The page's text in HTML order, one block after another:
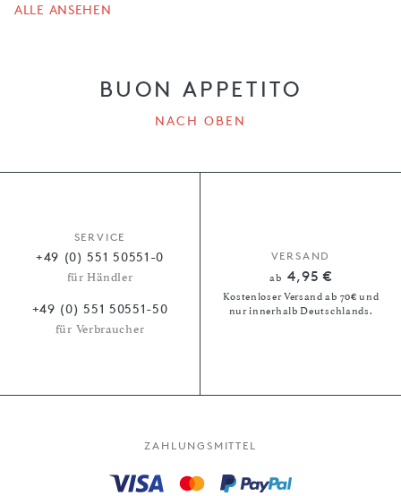
ALLE ANSEHEN
BUON APPETITO
NACH OBEN
SERVICE
+49 (0) 551 50551-0
für Händler
+49 (0) 551 50551-50
für Verbraucher
VERSAND
ab 4,95 €
Kostenloser Versand ab 70€ und
nur innerhalb Deutschlands.
ZAHLUNGSMITTEL